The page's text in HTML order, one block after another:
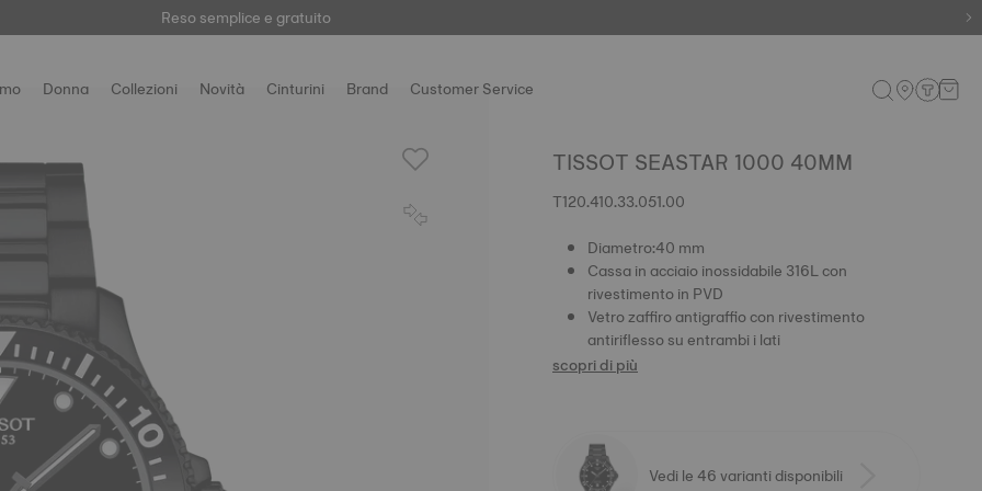
Reso semplice e gratuito
Donna Collezioni Novità Cinturini Brand Customer Service
TISSOT SEASTAR 1000 40MM
T120.410.33.051.00
Diametro:40 mm
Cassa in acciaio inossidabile 316L con
rivestimento in PVD
Vetro zaffiro antigraffio con rivestimento
antiriflesso su entrambi i lati
scopri di più
Vedi le 46 varianti disponibili